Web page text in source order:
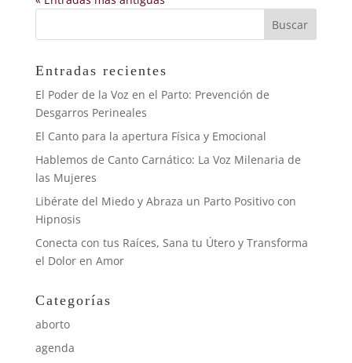
Entradas recientes
El Poder de la Voz en el Parto: Prevención de
Desgarros Perineales
El Canto para la apertura Física y Emocional
Hablemos de Canto Carnático: La Voz Milenaria de
las Mujeres
Libérate del Miedo y Abraza un Parto Positivo con
Hipnosis
Conecta con tus Raíces, Sana tu Útero y Transforma
el Dolor en Amor
Categorías
aborto
agenda